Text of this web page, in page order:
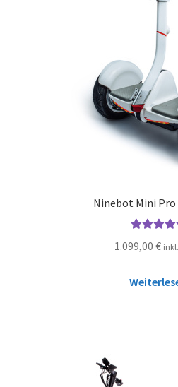
Ninebot Mini Pro
5.00
1.099,00 €